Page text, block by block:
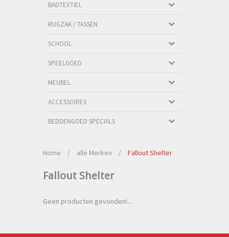
BADTEXTIEL
RUGZAK / TASSEN
SCHOOL
SPEELGOED
MEUBEL
ACCESSOIRES
BEDDENGOED SPECIALS
Home / alle Merken / Fallout Shelter
Fallout Shelter
Geen producten gevonden!...